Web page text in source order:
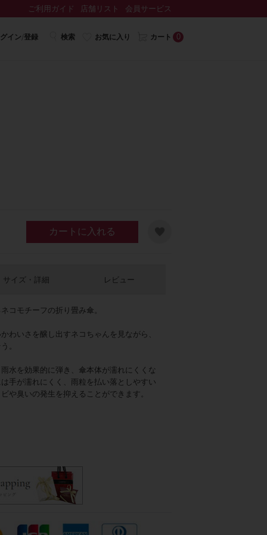
ご利用ガイド 店舗リスト 会員サービス
イン/登録 検索 お気に入り カート 0
カートに入れる
コモチーフの折り畳み傘。
わいさを醸し出すネコちゃんを見ながら、
。
水を効果的に弾き、傘本体が濡れにくくな
手が濡れにくく、雨粒を払い落としやすい
や臭いの発生を抑えることができます。
サイズ・詳細 レビュー